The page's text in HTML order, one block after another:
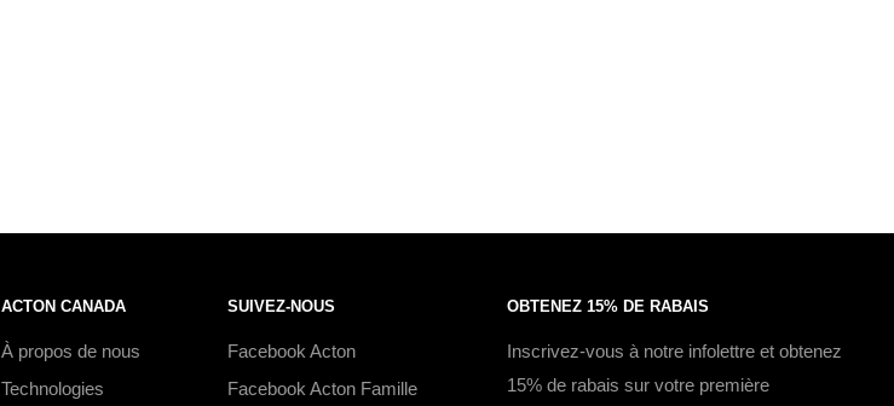
ACTON CANADA
À propos de nous
Technologies
SUIVEZ-NOUS
Facebook Acton
Facebook Acton Famille
OBTENEZ 15% DE RABAIS
Inscrivez-vous à notre infolettre et obtenez
15% de rabais sur votre première